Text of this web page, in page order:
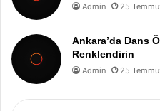
Admin 25
Ankara’da Dans
Renklendirin
Admin 25